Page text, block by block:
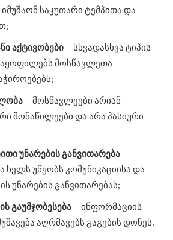
საკუთარი ტემპითა და
აქტივობები – სხვადასხვა ტიპის
მოსწავლეთა
– მოსწავლეები არიან
მონაწილეები და არა პასიური
უნარებისგანვითარება –
ხელს უწყობს კომუნიკაციისა და
უნარების განვითარებას;
გაუმჯობესება – ინფორმაციის
აღრმავებს გაგების დონეს.